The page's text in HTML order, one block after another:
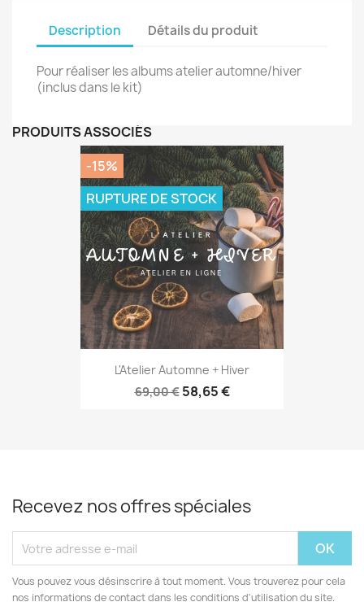
Description Détails du produit
Pour réaliser les albums atelier automne/hiver
(inclus dans le kit)
PRODUITS ASSOCIÉS
L'Atelier Automne + Hiver
69,00 € 58,65 €
-15%
RUPTURE DE STOCK
Recevez nos offres spéciales
Vous pouvez vous désinscrire à tout moment. Vous trouverez pour cela
nos informations de contact dans les conditions d'utilisation du site.